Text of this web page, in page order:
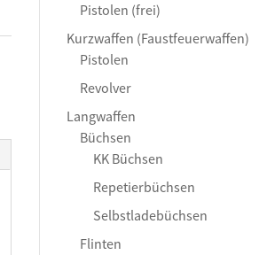
Pistolen (frei)
Kurzwaffen (Faustfeuerwaffen)
Pistolen
Revolver
Langwaffen
Büchsen
KK Büchsen
Repetierbüchsen
Selbstladebüchsen
Flinten